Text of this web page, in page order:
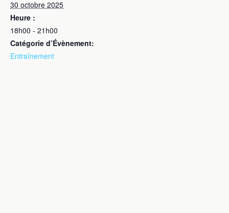
30 octobre 2025
Heure :
18h00 - 21h00
Catégorie d’Évènement:
Entraînement